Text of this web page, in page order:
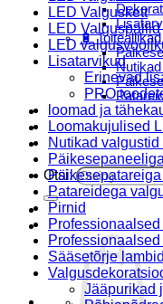
🔋
Päikeselaternad
Valguskettide
Blogi
Otsi:
LED Valguskett
LED Valguspallid
LED
Lisatarvikud
Erinevad
PRO
loomad ja
Loomakujulised
Nutikad
Patareidega
Pirnid
Sääsetõrje lambid
Jääpurikad